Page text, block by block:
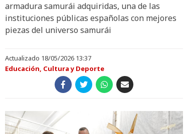
armadura samurái adquiridas, una de las
instituciones públicas españolas con mejores
piezas del universo samurái
Actualizado 18/05/2026 13:37
Educación, Cultura y Deporte